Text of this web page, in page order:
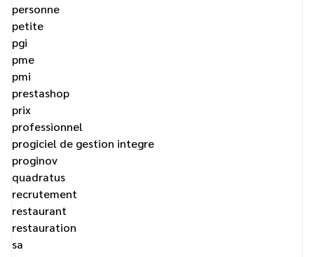
personne
petite
pgi
pme
pmi
prestashop
prix
professionnel
progiciel de gestion integre
proginov
quadratus
recrutement
restaurant
restauration
sa